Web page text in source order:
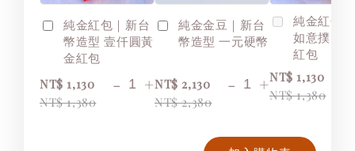
純金紅包｜新台
幣造型 壹仟圓黃
金紅包
NT$ 1,130
NT$ 1,380
- +
純金金豆｜新台
幣造型 一元硬幣
NT$ 2,130
NT$ 2,380
- +
純金紅包
如意撲克
紅包
NT$ 1,130
NT$ 1,380